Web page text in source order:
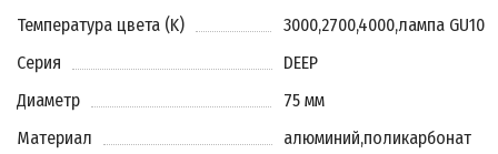
Температура цвета (K)
3000,2700,4000,лампа GU10
Серия
DEEP
Диаметр
75 мм
Материал
алюминий,поликарбонат